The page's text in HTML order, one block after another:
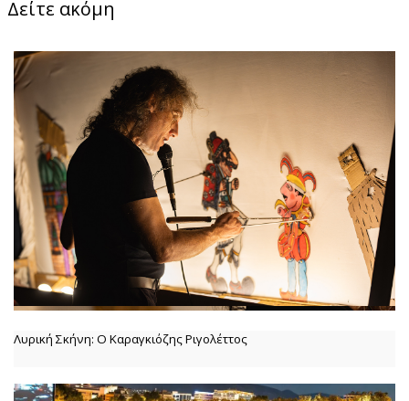
Δείτε ακόμη
Λυρική Σκήνη: Ο Καραγκιόζης Ριγολέττος